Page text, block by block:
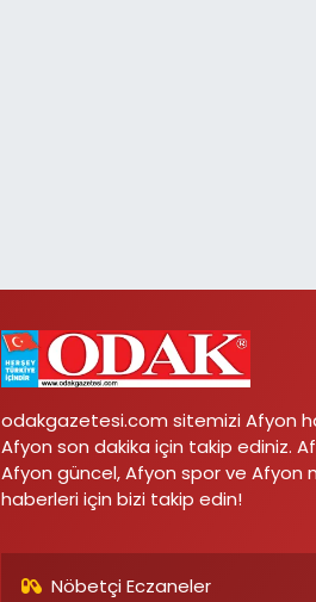
odakgazetesi.com sitemizi Afyon
Afyon son dakika için takip ediniz.
Afyon güncel, Afyon spor ve Afyon
haberleri için bizi takip edin!
Nöbetçi Eczaneler